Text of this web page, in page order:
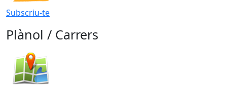
Subscriu-te
Plànol / Carrers